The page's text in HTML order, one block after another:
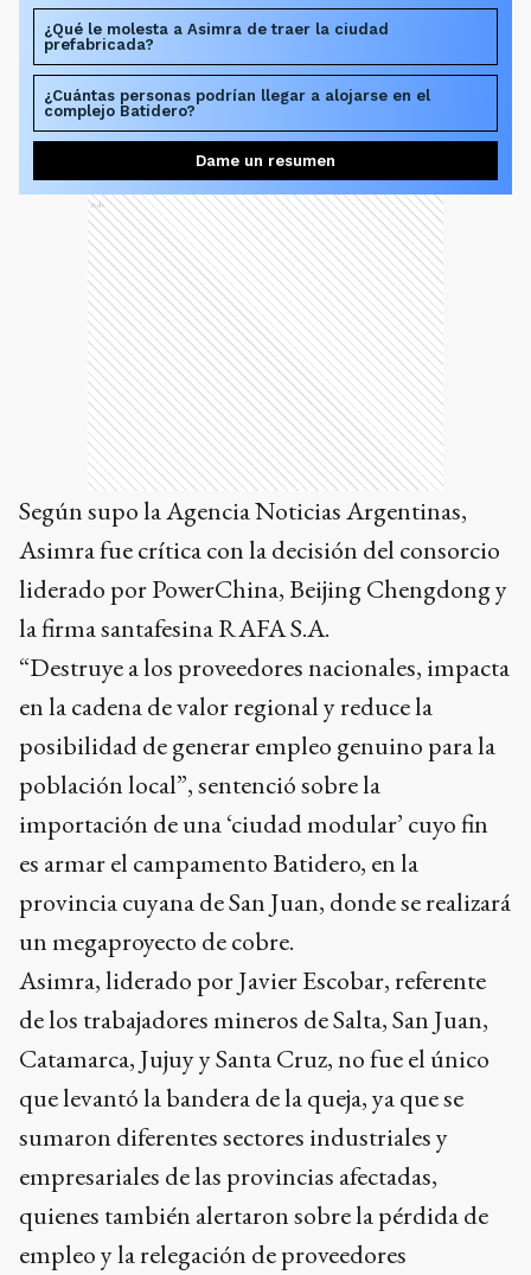
¿Qué le molesta a Asimra de traer la ciudad
prefabricada?
¿Cuántas personas podrían llegar a alojarse en el
complejo Batidero?
Dame un resumen
Ads
Según supo la Agencia Noticias Argentinas,
Asimra fue crítica con la decisión del consorcio
liderado por PowerChina, Beijing Chengdong y
la firma santafesina RAFA S.A.
“Destruye a los proveedores nacionales, impacta
en la cadena de valor regional y reduce la
posibilidad de generar empleo genuino para la
población local”, sentenció sobre la
importación de una ‘ciudad modular’ cuyo fin
es armar el campamento Batidero, en la
provincia cuyana de San Juan, donde se realizará
un megaproyecto de cobre.
Asimra, liderado por Javier Escobar, referente
de los trabajadores mineros de Salta, San Juan,
Catamarca, Jujuy y Santa Cruz, no fue el único
que levantó la bandera de la queja, ya que se
sumaron diferentes sectores industriales y
empresariales de las provincias afectadas,
quienes también alertaron sobre la pérdida de
empleo y la relegación de proveedores